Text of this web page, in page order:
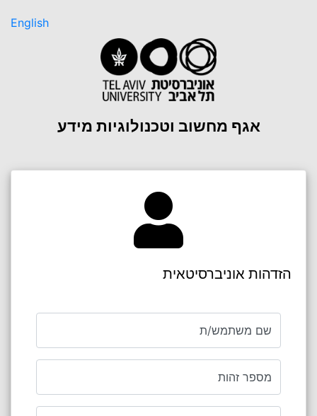
English
אגף מחשוב וטכנולוגיות מידע
הזדהות אוניברסיטאית
שם משתמש/ת
מספר זהות